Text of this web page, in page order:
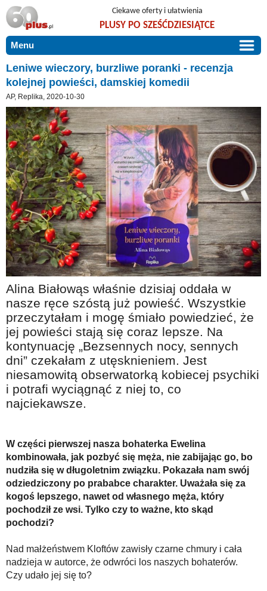
Ciekawe oferty i ułatwienia
PLUSY PO SZEŚĆDZIESIĄTCE
Menu
START
PROMOCJE
ARTYKUŁY
Szczególnie polecamy
Użyteczne porady
Szlachetne zdrowie
Mieszkaj wygodnie i bez barier
Warto wiedzieć!
Podróże i wypoczynek
Taniej, okazyjnie, specjalnie dla 60plus
Na wesoło
Hobby i pasje
Żyj aktywnie
60plus - najcenniejsi klienci
Dobra opieka
Warto naśladować
Coś dla ducha
O finansach i społeczeństwie - edukacja nie tylko dla 60plus
Ciekawe książki
Stop samotności
Z internetem za pan brat
Bezpiecznie i w zgodzie z prawem
DLA BLISKICH
ZGŁOŚ OFERTĘ
O NAS
KONTAKT
Leniwe wieczory, burzliwe poranki - recenzja
kolejnej powieści, damskiej komedii
AP, Replika, 2020-10-30
Alina Białowąs właśnie dzisiaj oddała w
nasze ręce szóstą już powieść. Wszystkie
przeczytałam i mogę śmiało powiedzieć, że
jej powieści stają się coraz lepsze. Na
kontynuację „Bezsennych nocy, sennych
dni” czekałam z utęsknieniem. Jest
niesamowitą obserwatorką kobiecej psychiki
i potrafi wyciągnąć z niej to, co
najciekawsze.
W części pierwszej nasza bohaterka Ewelina
kombinowała, jak pozbyć się męża, nie zabijając go, bo
nudziła się w długoletnim związku. Pokazała nam swój
odziedziczony po prababce charakter. Uważała się za
kogoś lepszego, nawet od własnego męża, który
pochodził ze wsi. Tylko czy to ważne, kto skąd
pochodzi?
Nad małżeństwem Kloftów zawisły czarne chmury i cała
nadzieja w autorce, że odwróci los naszych bohaterów.
Czy udało jej się to?